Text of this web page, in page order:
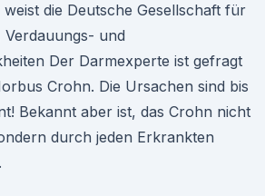
die Deutsche Gesellschaft für
und
Der Darmexperte ist gefragt
Crohn. Die Ursachen sind bis
Bekannt aber ist, das Crohn nicht
durch jeden Erkrankten